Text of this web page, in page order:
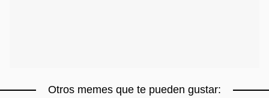
Otros memes que te pueden gustar: